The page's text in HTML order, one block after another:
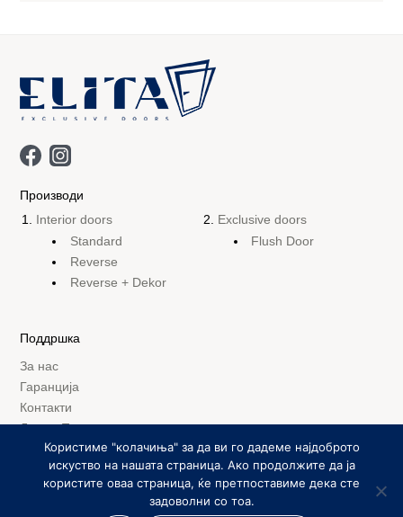
Производи
Interior doors
Standard
Reverse
Reverse + Dekor
Exclusive doors
Flush Door
Поддршка
За нас
Гаранција
Контакти
Лого – Преземи
© elitakom.mk 2026. All rights reserved.
Користиме "колачиња" за да ви го дадеме најдоброто
искуство на нашата страница. Ако продолжите да ја
користите оваа страница, ќе претпоставиме дека сте
задоволни со тоа.